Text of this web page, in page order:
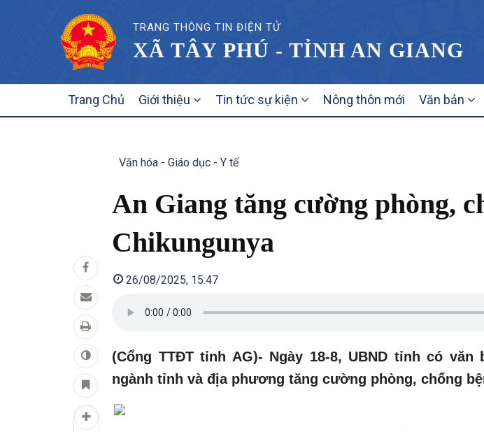
TRANG THÔNG TIN ĐIỆN TỬ
XÃ TÂY PHÚ - TỈNH AN GIANG
NAVIGATION
Trang Chủ Giới thiệu Tin tức sự kiện Nông thôn mới Văn bản
Văn hóa - Giáo dục - Y tế
An Giang tăng cường phòng,
Chikungunya
26/08/2025, 15:47
(Cổng TTĐT tỉnh AG)- Ngày 18-8, UBND tỉnh có
ngành tỉnh và địa phương tăng cường phòng, chống